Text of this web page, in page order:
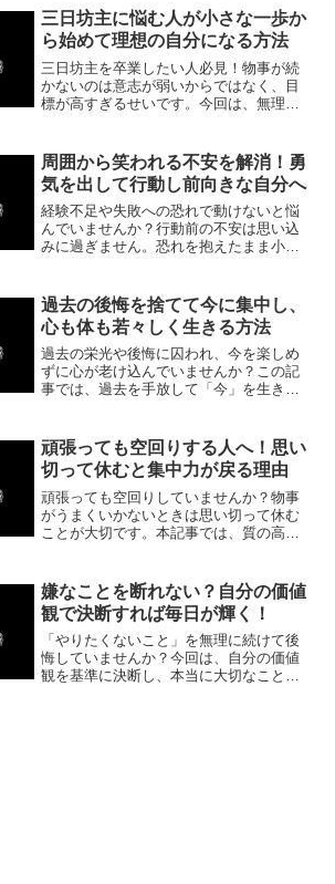
体的に解説します。
三日坊主に悩む人が小さな一歩か
ら始めて理想の自分になる方法
三日坊主を卒業したい人必見！物事が続
かないのは意志が弱いからではなく、目
標が高すぎるせいです。今回は、無理の
え、今日からすぐに始められる具体的な
方法をご紹介します。
周囲から笑われる不安を解消！勇
気を出して行動し前向きな自分へ
経験不足や失敗への恐れで動けないと悩
んでいませんか？行動前の不安は思い込
みに過ぎません。恐れを抱えたまま小さ
無理のない範囲で今すぐできるアクショ
ンから始めましょう！
過去の後悔を捨てて今に集中し、
心も体も若々しく生きる方法
過去の栄光や後悔に囚われ、今を楽しめ
ずに心が老け込んでいませんか？この記
事では、過去を手放して「今」を生きる
えたアプローチで、今日から前を向いて
生きる一歩を踏み出せます。
頑張っても空回りする人へ！思い
切って休むと集中力が戻る理由
頑張っても空回りしていませんか？物事
がうまくいかないときは思い切って休む
ことが大切です。本記事では、質の高い
方法を紹介していきます。無理のない範
囲で実践しましょう。
嫌なことを断れない？自分の価値
観で決断すれば毎日が輝く！
「やりたくないこと」を無理に続けて後
悔していませんか？今回は、自分の価値
観を基準に決断し、本当に大切なことに